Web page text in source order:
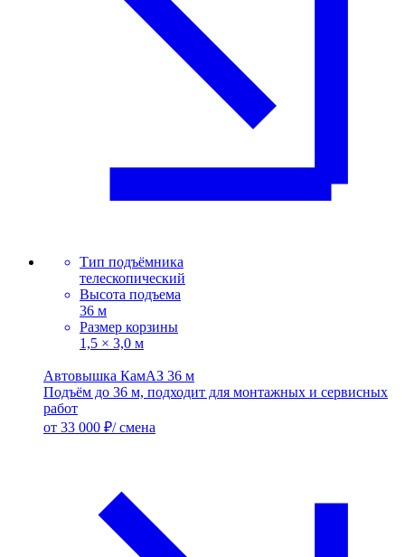
Тип подъёмника
телескопический
Высота подъема
36 м
Размер корзины
1,5 × 3,0 м
Автовышка КамАЗ 36 м
Подъём до 36 м, подходит для монтажных и сервисных
работ
от 33 000 ₽/ смена